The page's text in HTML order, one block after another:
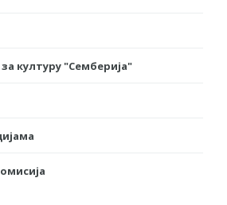
културу "Семберија"